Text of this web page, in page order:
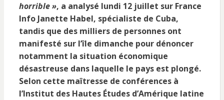
horrible », a analysé lundi 12 juillet sur France
Info Janette Habel, spécialiste de Cuba,
tandis que des milliers de personnes ont
manifesté sur l’île dimanche pour dénoncer
notamment la situation économique
désastreuse dans laquelle le pays est plongé.
Selon cette maîtresse de conférences à
l’Institut des Hautes Études d’Amérique latine